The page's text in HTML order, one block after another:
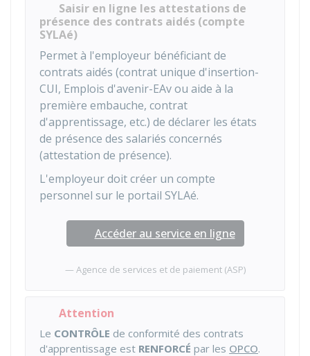
Saisir en ligne les attestations de
présence des contrats aidés (compte
SYLAé)
Permet à l'employeur bénéficiant de
contrats aidés (contrat unique d'insertion-
CUI, Emplois d'avenir-EAv ou aide à la
première embauche, contrat
d'apprentissage, etc.) de déclarer les états
de présence des salariés concernés
(attestation de présence).
L'employeur doit créer un compte
personnel sur le portail SYLAé.
Accéder au service en ligne
Agence de services et de paiement (ASP)
Attention
Le CONTRÔLE de conformité des contrats
d'apprentissage est RENFORCÉ par les OPCO.